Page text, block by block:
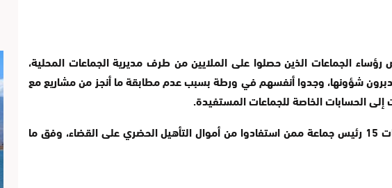
الجماعات الذين حصلوا على الملايين من طرف مديرية الجماعات المحلية،
شؤونها، وجدوا أنفسهم في ورطة بسبب عدم مطابقة ما أنجز من مشاريع مع
إلى الحسابات الخاصة للجماعات المستفيدة.
ومن المنتظر أن تحال ملفات 15 رئيس جماعة ممن استفادوا من أموال التأهيل الحضري على القضاء، وفق ما